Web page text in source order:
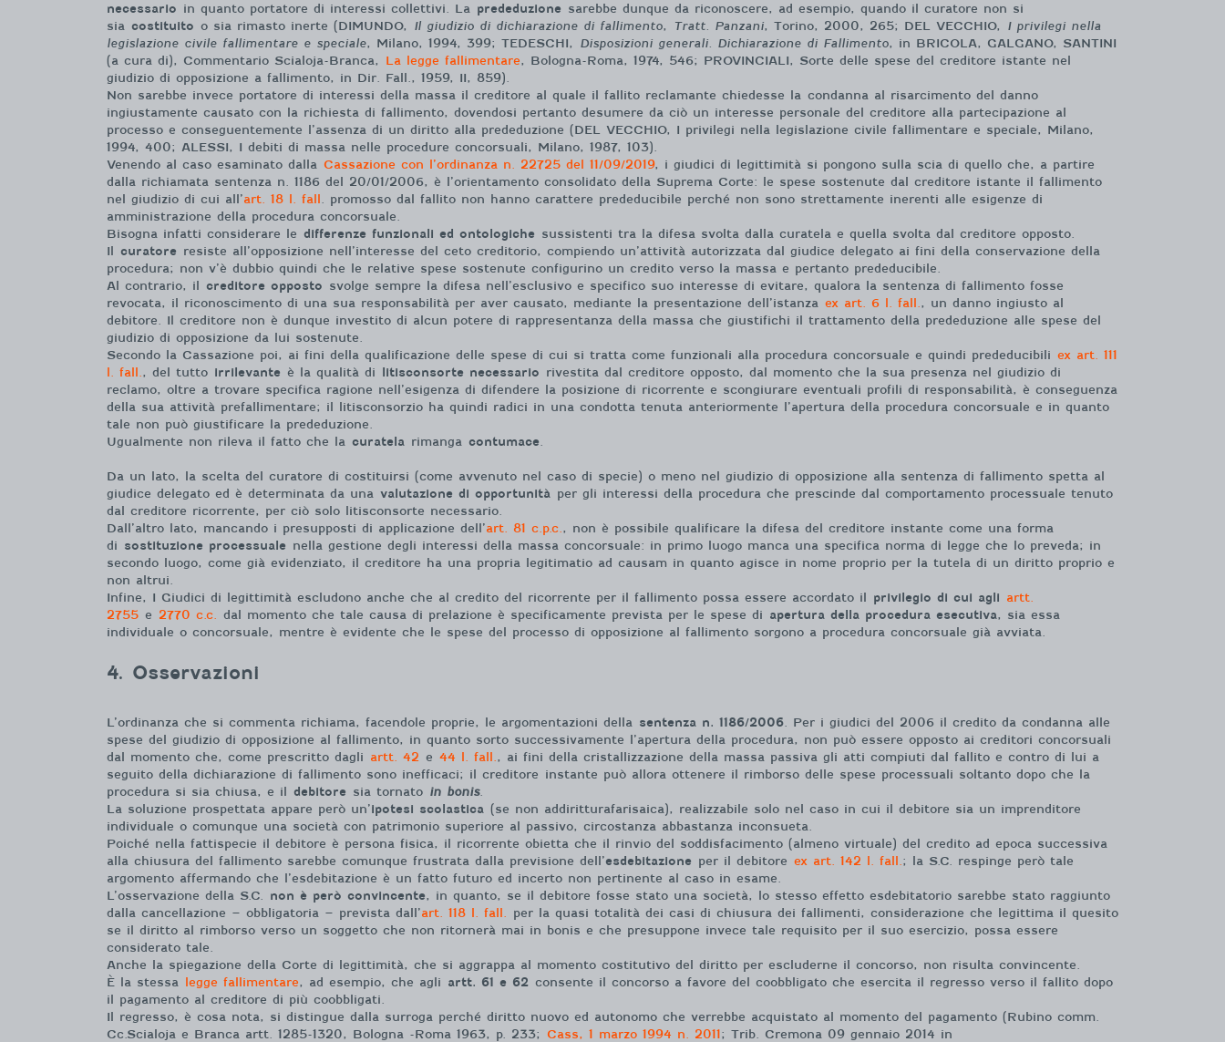
necessario in quanto portatore di interessi collettivi. La prededuzione sarebbe dunque da riconoscere, ad esempio, quando il curatore non si
sia costituito o sia rimasto inerte (DIMUNDO, Il giudizio di dichiarazione di fallimento, Tratt. Panzani, Torino, 2000, 265; DEL VECCHIO, I privilegi nella
legislazione civile fallimentare e speciale, Milano, 1994, 399; TEDESCHI, Disposizioni generali. Dichiarazione di Fallimento, in BRICOLA, GALGANO, SANTINI
(a cura di), Commentario Scialoja-Branca, La legge fallimentare, Bologna-Roma, 1974, 546; PROVINCIALI, Sorte delle spese del creditore istante nel
giudizio di opposizione a fallimento, in Dir. Fall., 1959, II, 859).
Non sarebbe invece portatore di interessi della massa il creditore al quale il fallito reclamante chiedesse la condanna al risarcimento del danno
ingiustamente causato con la richiesta di fallimento, dovendosi pertanto desumere da ciò un interesse personale del creditore alla partecipazione al
processo e conseguentemente l’assenza di un diritto alla prededuzione (DEL VECCHIO, I privilegi nella legislazione civile fallimentare e speciale, Milano,
1994, 400; ALESSI, I debiti di massa nelle procedure concorsuali, Milano, 1987, 103).
Venendo al caso esaminato dalla Cassazione con l’ordinanza n. 22725 del 11/09/2019, i giudici di legittimità si pongono sulla scia di quello che, a partire
dalla richiamata sentenza n. 1186 del 20/01/2006, è l’orientamento consolidato della Suprema Corte: le spese sostenute dal creditore istante il fallimento
nel giudizio di cui all’art. 18 l. fall . promosso dal fallito non hanno carattere prededucibile perché non sono strettamente inerenti alle esigenze di
amministrazione della procedura concorsuale.
Bisogna infatti considerare le differenze funzionali ed ontologiche sussistenti tra la difesa svolta dalla curatela e quella svolta dal creditore opposto.
Il curatore resiste all’opposizione nell’interesse del ceto creditorio, compiendo un’attività autorizzata dal giudice delegato ai fini della conservazione della
procedura; non v’è dubbio quindi che le relative spese sostenute configurino un credito verso la massa e pertanto prededucibile.
Al contrario, il creditore opposto svolge sempre la difesa nell’esclusivo e specifico suo interesse di evitare, qualora la sentenza di fallimento fosse
revocata, il riconoscimento di una sua responsabilità per aver causato, mediante la presentazione dell’istanza ex art. 6 l. fall. , un danno ingiusto al
debitore. Il creditore non è dunque investito di alcun potere di rappresentanza della massa che giustifichi il trattamento della prededuzione alle spese del
giudizio di opposizione da lui sostenute.
Secondo la Cassazione poi, ai fini della qualificazione delle spese di cui si tratta come funzionali alla procedura concorsuale e quindi prededucibili ex art. 111
l. fall. , del tutto irrilevante è la qualità di litisconsorte necessario rivestita dal creditore opposto, dal momento che la sua presenza nel giudizio di
reclamo, oltre a trovare specifica ragione nell’esigenza di difendere la posizione di ricorrente e scongiurare eventuali profili di responsabilità, è conseguenza
della sua attività prefallimentare; il litisconsorzio ha quindi radici in una condotta tenuta anteriormente l’apertura della procedura concorsuale e in quanto
tale non può giustificare la prededuzione.
Ugualmente non rileva il fatto che la curatela rimanga contumace
Da un lato, la scelta del curatore di costituirsi (come avvenuto nel caso di specie) o meno nel giudizio di opposizione alla sentenza di fallimento spetta al
giudice delegato ed è determinata da una valutazione di opportunità per gli interessi della procedura che prescinde dal comportamento processuale tenuto
dal creditore ricorrente, per ciò solo litisconsorte necessario.
Dall’altro lato, mancando i presupposti di applicazione dell’art. 81 c.p.c., non è possibile qualificare la difesa del creditore instante come una forma
di sostituzione processuale nella gestione degli interessi della massa concorsuale: in primo luogo manca una specifica norma di legge che lo preveda; in
secondo luogo, come già evidenziato, il creditore ha una propria legitimatio ad causam in quanto agisce in nome proprio per la tutela di un diritto proprio e
non altrui.
Infine, I Giudici di legittimità escludono anche che al credito del ricorrente per il fallimento possa essere accordato il privilegio di cui agli artt.
2755 e 2770 c.c. dal momento che tale causa di prelazione è specificamente prevista per le spese di apertura della procedura esecutiva, sia essa
individuale o concorsuale, mentre è evidente che le spese del processo di opposizione al fallimento sorgono a procedura concorsuale già avviata.
4. Osservazioni
L’ordinanza che si commenta richiama, facendole proprie, le argomentazioni della sentenza n. 1186/2006 . Per i giudici del 2006 il credito da condanna alle
spese del giudizio di opposizione al fallimento, in quanto sorto successivamente l’apertura della procedura, non può essere opposto ai creditori concorsuali
dal momento che, come prescritto dagli artt. 42 e 44 l. fall. , ai fini della cristallizzazione della massa passiva gli atti compiuti dal fallito e contro di lui a
seguito della dichiarazione di fallimento sono inefficaci; il creditore instante può allora ottenere il rimborso delle spese processuali soltanto dopo che la
procedura si sia chiusa, e il debitore sia tornato in bonis.
La soluzione prospettata appare però un’ipotesi scolastica (se non addiritturafarisaica), realizzabile solo nel caso in cui il debitore sia un imprenditore
individuale o comunque una società con patrimonio superiore al passivo, circostanza abbastanza inconsueta.
Poiché nella fattispecie il debitore è persona fisica, il ricorrente obietta che il rinvio del soddisfacimento (almeno virtuale) del credito ad epoca successiva
alla chiusura del fallimento sarebbe comunque frustrata dalla previsione dell’esdebitazione per il debitore ex art. 142 l. fall. ; la S.C. respinge però tale
argomento affermando che l’esdebitazione è un fatto futuro ed incerto non pertinente al caso in esame.
L’osservazione della S.C. non è però convincente, in quanto, se il debitore fosse stato una società, lo stesso effetto esdebitatorio sarebbe stato raggiunto
dalla cancellazione – obbligatoria – prevista dall’art. 118 l. fall.
per la quasi totalità dei casi di chiusura dei fallimenti, considerazione che legittima il quesito
se il diritto al rimborso verso un soggetto che non ritornerà mai in bonis e che presuppone invece tale requisito per il suo esercizio, possa essere
considerato tale.
Anche la spiegazione della Corte di legittimità, che si aggrappa al momento costitutivo del diritto per escluderne il concorso, non risulta convincente.
È la stessa legge fallimentare, ad esempio, che agli artt. 61 e 62 consente il concorso a favore del coobbligato che esercita il regresso verso il fallito dopo
il pagamento al creditore di più coobbligati.
Il regresso, è cosa nota, si distingue dalla surroga perché diritto nuovo ed autonomo che verrebbe acquistato al momento del pagamento (Rubino comm.
Cc.Scialoja e Branca artt. 1285-1320, Bologna -Roma 1963, p. 233; Cass, 1 marzo 1994 n. 2011; Trib. Cremona 09 gennaio 2014 in